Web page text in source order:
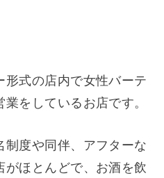
形式の店内で女性バーテ
をしているお店です。
制度や同伴、アフターな
がほとんどで、お酒を飲